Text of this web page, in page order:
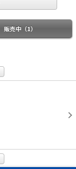
販売中（1）